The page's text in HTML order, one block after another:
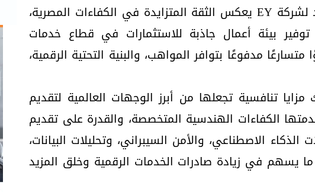
وأضاف أن التوسع الجديد لشركة EY يعكس الثقة المتزايدة في الكفاءات المصرية،
بيئة أعمال جاذبة للاستثمارات في قطاع خدمات
مدفوعًا بتوافر المواهب، والبنية التحتية الرقمية،
تنافسية تجعلها من أبرز الوجهات العالمية لتقديم
الكفاءات الهندسية المتخصصة، والقدرة على تقديم
الاصطناعي، والأمن السيبراني، وتحليلات البيانات،
يسهم في زيادة صادرات الخدمات الرقمية وخلق المزيد